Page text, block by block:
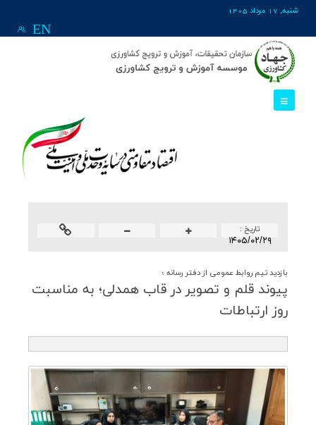
شنبه, 17 مرداد 1405
EN
تاريخ :
۱۴۰۵/۰۲/۲۹
بازدید تیم روابط عمومی از دفتر رسانه ؛
پیوند قلم و تصویر در قاب همدلی؛ به مناسبت
روز ارتباطات